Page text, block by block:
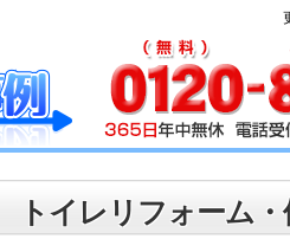
トイレリフォーム